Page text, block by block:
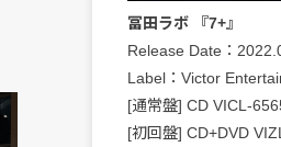
冨田ラボ 『7+』
Release Date：
Label：Victor
[通常盤] CD VICL-
[初回盤] CD+DVD